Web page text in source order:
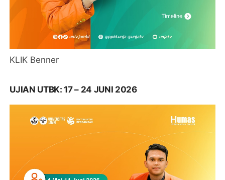
KLIK Benner
UJIAN UTBK: 17 – 24 JUNI 2026